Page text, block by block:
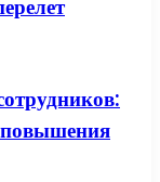
повышения